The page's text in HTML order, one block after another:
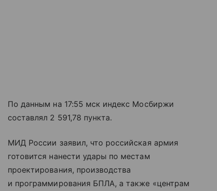
По данным на 17:55 мск индекс Мосбиржи
составлял 2 591,78 пункта.
МИД России заявил, что российская армия
готовится нанести удары по местам
проектирования, производства
и программирования БПЛА, а также «центрам